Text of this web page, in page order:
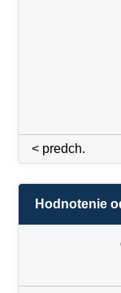
< predch.
Hodnotenie